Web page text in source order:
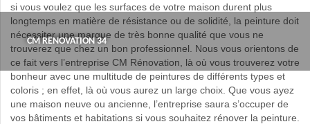
CM RENOVATION 34
si vous voulez que les surfaces de votre maison durent plus
longtemps en matière de résistance ou de solidité, la peinture doit
nécessiter une marque de très bonne qualité que vous ne
trouverez que chez un bon professionnel. Nous vous orientons de
ce fait vers l’entreprise CM Rénovation, là où vous trouverez votre
bonheur avec une multitude de peintures de différents types et
coloris ; en effet, là où vous aurez un large choix. Que vous ayez
une maison neuve ou ancienne, l’entreprise saura s’occuper de
vos bâtiments et habitations si vous souhaitez rénover la peinture.